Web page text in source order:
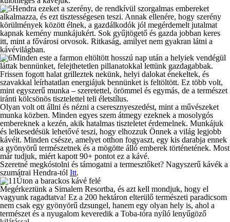
Hendra ezeket a szerény, de rendkívül szorgalmas embereket
alkalmazza, és ezt tisztességesen teszi. Annak ellenére, hogy szerény
körülmények között élnek, a gazdálkodók jól megérdemelt jutalmat
kapnak kemény munkájukért. Sok gyűjtögető és gazda jobban keres
itt, mint a fővárosi orvosok. Ritkaság, amilyet nem gyakran látni a
kávévilágban.
Minden este a farmon eltöltött hosszú nap után a helyiek vendégül
láttak bennünket, felejthetetlen pillanatokkal lettünk gazdagabbak.
Frissen fogott halat grilleztek nekünk, helyi dalokat énekeltek, és
szavakkal leírhatatlan energiájuk bennünket is feltöltött. Ez több volt,
mint egyszerű munka – szeretettel, örömmel és egymás, de a természet
iránti kölcsönös tisztelettel teli életstílus.
Olyan volt ott állni és nézni a cseresznyeszedést, mint a művészeket
munka közben. Minden egyes szem átmegy ezeknek a mosolygós
embereknek a kezén, akik hatalmas tiszteletet érdemelnek. Munkájuk
és lelkesedésük lehetővé teszi, hogy elhozzuk Önnek a világ legjobb
kávéit. Minden csésze, amelyet otthon fogyaszt, egy kis darabja ennek
a gyönyörű természetnek és a mögötte álló emberek történetének. Most
már tudjuk, miért kapott 90+ pontot ez a kávé.
Szeretné megkóstolni és támogatni a termesztőket? Nagyszerű kávék a
szumátrai Hendra-tól Itt.
Úton a barackos kávé felé
Megérkeztünk a Simalem Resortba, és azt kell mondjuk, hogy el
vagyunk ragadtatva! Ez a 200 hektáron elterülő természeti paradicsom
nem csak egy gyönyörű dzsungel, hanem egy olyan hely is, ahol a
természet és a nyugalom keveredik a Toba-tóra nyíló lenyűgöző